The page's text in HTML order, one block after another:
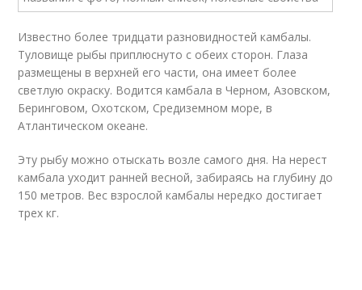
Известно более тридцати разновидностей камбалы.
Туловище рыбы приплюснуто с обеих сторон. Глаза
размещены в верхней его части, она имеет более
светлую окраску. Водится камбала в Черном, Азовском,
Беринговом, Охотском, Средиземном море, в
Атлантическом океане.
Эту рыбу можно отыскать возле самого дня. На нерест
камбала уходит ранней весной, забираясь на глубину до
150 метров. Вес взрослой камбалы нередко достигает
трех кг.